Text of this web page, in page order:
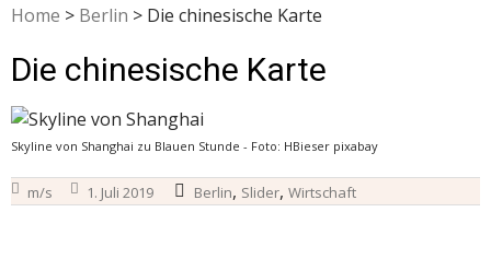
Home > Berlin > Die chinesische Karte
Die chinesische Karte
Skyline von Shanghai zu Blauen Stunde - Foto: HBieser pixabay
m/s 1. Juli 2019 Berlin, Slider, Wirtschaft